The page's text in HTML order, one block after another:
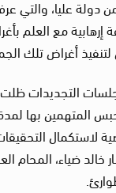
حصر أمن دولة عليا،
إرهابية مع العلم
أغراض تلك
التجديدات ظلت
المتهمين بها